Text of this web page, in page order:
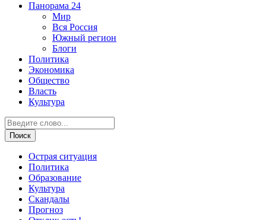
Панорама 24
Мир
Вся Россия
Южный регион
Блоги
Политика
Экономика
Общество
Власть
Культура
Острая ситуация
Политика
Образование
Культура
Скандалы
Прогноз